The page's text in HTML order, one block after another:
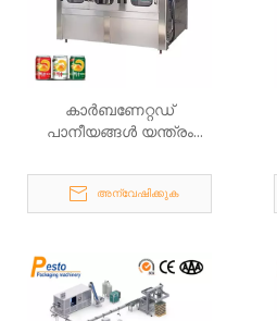
കാർബണേറ്റഡ്
പാനീയങ്ങൾ യന്ത്രം
അന്വേഷിക്കുക